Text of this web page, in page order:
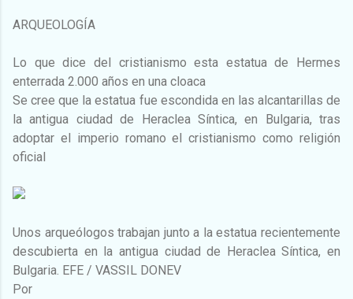
ARQUEOLOGÍA
Lo que dice del cristianismo esta estatua de Hermes
enterrada 2.000 años en una cloaca
Se cree que la estatua fue escondida en las alcantarillas de
la antigua ciudad de Heraclea Síntica, en Bulgaria, tras
adoptar el imperio romano el cristianismo como religión
oficial
Unos arqueólogos trabajan junto a la estatua recientemente
descubierta en la antigua ciudad de Heraclea Síntica, en
Bulgaria. EFE / VASSIL DONEV
Por